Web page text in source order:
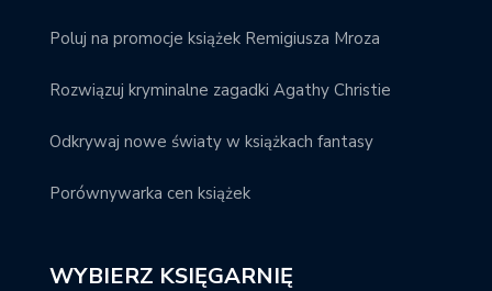
Poluj na promocje książek Remigiusza Mroza
Rozwiązuj kryminalne zagadki Agathy Christie
Odkrywaj nowe światy w książkach fantasy
Porównywarka cen książek
WYBIERZ KSIĘGARNIĘ